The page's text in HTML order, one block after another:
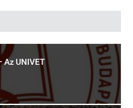
UNIVET